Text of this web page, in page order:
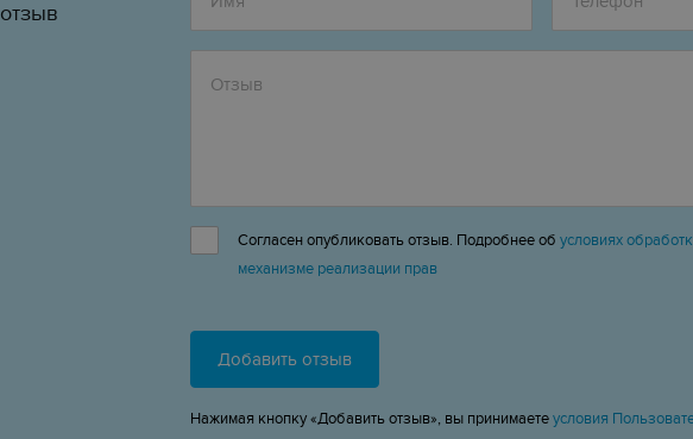
отзыв
Согласен опубликовать отзыв. Подробнее об условиях
механизме реализации прав
Добавить отзыв
Нажимая кнопку «Добавить отзыв», вы принимаетеусловия